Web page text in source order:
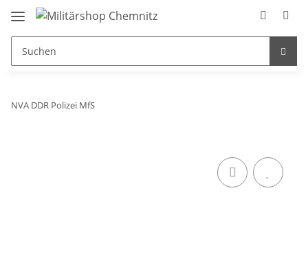
NVA DDR Polizei MfS